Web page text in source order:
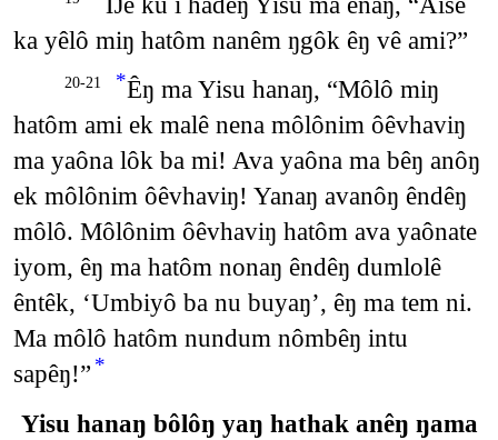
ka yêlô miŋ hatôm nanêm ŋgôk êŋ vê ami?”
20-21 *Êŋ ma Yisu hanaŋ, “Môlô miŋ
hatôm ami ek malê nena môlônim ôêvhaviŋ
ma yaôna lôk ba mi! Ava yaôna ma bêŋ anôŋ
ek môlônim ôêvhaviŋ! Yanaŋ avanôŋ êndêŋ
môlô. Môlônim ôêvhaviŋ hatôm ava yaônate
iyom, êŋ ma hatôm nonaŋ êndêŋ dumlolê
êntêk, ‘Umbiyô ba nu buyaŋ’, êŋ ma tem ni.
Ma môlô hatôm nundum nômbêŋ intu
sapêŋ!” *
Yisu hanaŋ bôlôŋ yaŋ hathak anêŋ ŋama